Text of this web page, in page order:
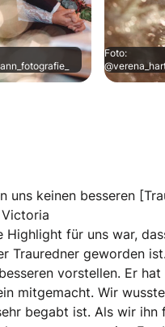
Foto:
uns keinen besseren
Highlight für uns war,
Trauredner geworden
vorstellen. Er hat
mitgemacht. Wir
begabt ist. Als wir ihn